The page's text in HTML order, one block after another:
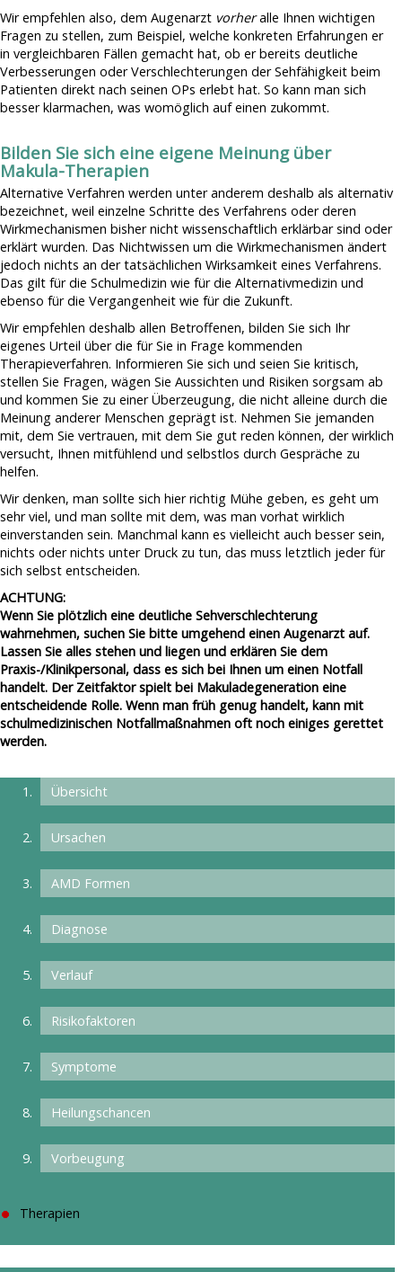
Wir empfehlen also, dem Augenarzt vorheralle Ihnen wichtigen
Fragen zu stellen, zum Beispiel, welche konkreten Erfahrungen er
in vergleichbaren Fällen gemacht hat, ob er bereits deutliche
Verbesserungen oder Verschlechterungen der Sehfähigkeit beim
Patienten direkt nach seinen OPs erlebt hat. So kann man sich
besser klarmachen, was womöglich auf einen zukommt.
Bilden Sie sich eine eigene Meinung über
Makula-Therapien
Alternative Verfahren werden unter anderem deshalb als alternativ
bezeichnet, weil einzelne Schritte des Verfahrens oder deren
Wirkmechanismen bisher nicht wissenschaftlich erklärbar sind oder
erklärt wurden. Das Nichtwissen um die Wirkmechanismen ändert
jedoch nichts an der tatsächlichen Wirksamkeit eines Verfahrens.
Das gilt für die Schulmedizin wie für die Alternativmedizin und
ebenso für die Vergangenheit wie für die Zukunft.
Wir empfehlen deshalb allen Betroffenen, bilden Sie sich Ihr
eigenes Urteil über die für Sie in Frage kommenden
Therapieverfahren. Informieren Sie sich und seien Sie kritisch,
stellen Sie Fragen, wägen Sie Aussichten und Risiken sorgsam ab
und kommen Sie zu einer Überzeugung, die nicht alleine durch die
Meinung anderer Menschen geprägt ist. Nehmen Sie jemanden
mit, dem Sie vertrauen, mit dem Sie gut reden können, der wirklich
versucht, Ihnen mitfühlend und selbstlos durch Gespräche zu
helfen.
Wir denken, man sollte sich hier richtig Mühe geben, es geht um
sehr viel, und man sollte mit dem, was man vorhat wirklich
einverstanden sein. Manchmal kann es vielleicht auch besser sein,
nichts oder nichts unter Druck zu tun, das muss letztlich jeder für
sich selbst entscheiden.
ACHTUNG:
Wenn Sie plötzlich eine deutliche Sehverschlechterung
wahrnehmen, suchen Sie bitte umgehend einen Augenarzt auf.
Lassen Sie alles stehen und liegen und erklären Sie dem
Praxis-/Klinikpersonal, dass es sich bei Ihnen um einen Notfall
handelt. Der Zeitfaktor spielt bei Makuladegeneration eine
entscheidende Rolle. Wenn man früh genug handelt, kann mit
schulmedizinischen Notfallmaßnahmen oft noch einiges gerettet
werden.
Übersicht
Ursachen
AMD Formen
Diagnose
Verlauf
Risikofaktoren
Symptome
Heilungschancen
Vorbeugung
Therapien